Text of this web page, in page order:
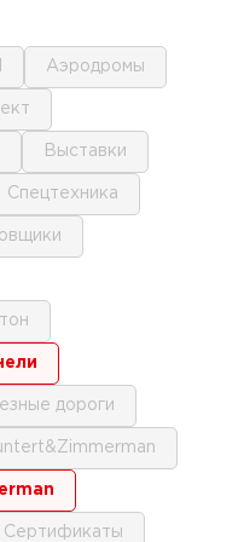
аэродромы
выставки
спецтехника
дороги
сертификаты